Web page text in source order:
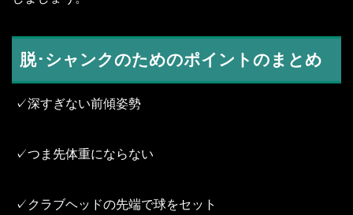
脱･シャンクのためのポイントのまとめ
✓深すぎない前傾姿勢
✓つま先体重にならない
✓クラブヘッドの先端で球をセット